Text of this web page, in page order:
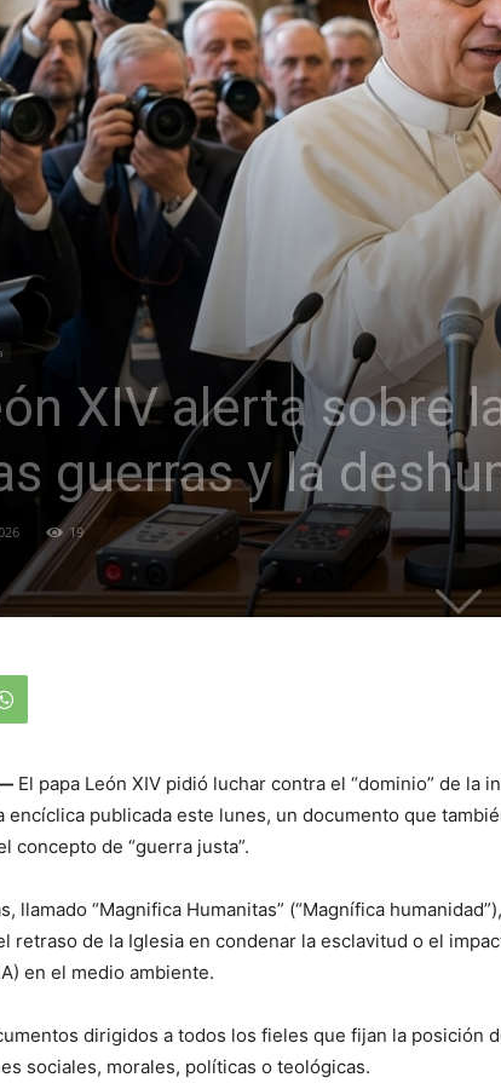
XIV alerta sobre
guerras y la
19
El papa León XIV pidió luchar contra el “dominio” de la
publicada este lunes, un documento que
concepto de “guerra justa”.
llamado “Magnifica Humanitas” (“Magnífica
retraso de la Iglesia en condenar la esclavitud o el
en el medio ambiente.
dirigidos a todos los fieles que fijan la posición
sociales, morales, políticas o teológicas.